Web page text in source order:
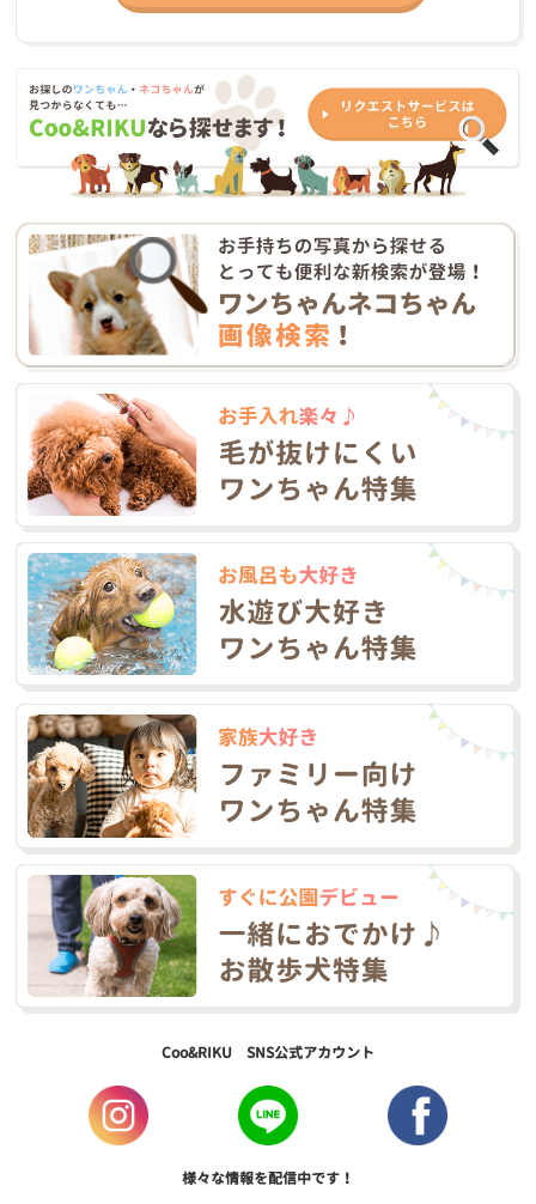
Coo&RIKU SNS公式アカウント
様々な情報を配信中です！